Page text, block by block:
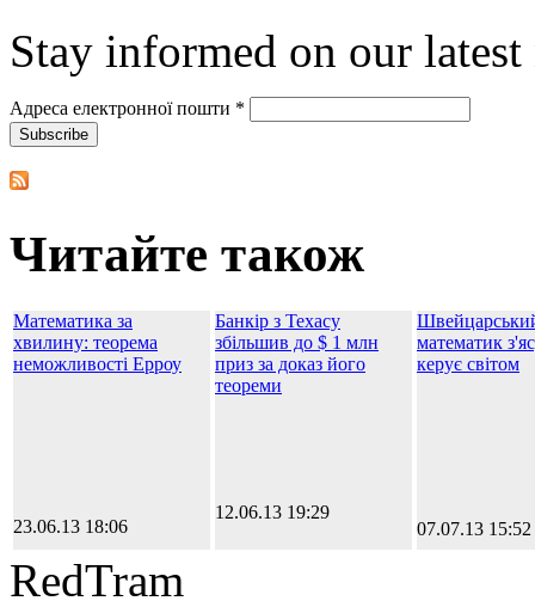
Stay informed on our latest
Адреса електронної пошти *
Читайте також
Математика за
хвилину: теорема
неможливості Ерроу
23.06.13 18:06
Банкір з Техасу
збільшив до $ 1 млн
приз за доказ його
теореми
12.06.13 19:29
математик
керує світом
07.07.13 15:52
RedTram